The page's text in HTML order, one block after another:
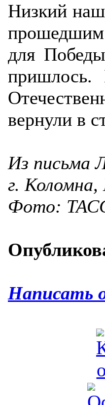
Низкий
прошедшим
для
пришлось.
вернули в
Из письма
г. Коломна,
Фото:
Написать